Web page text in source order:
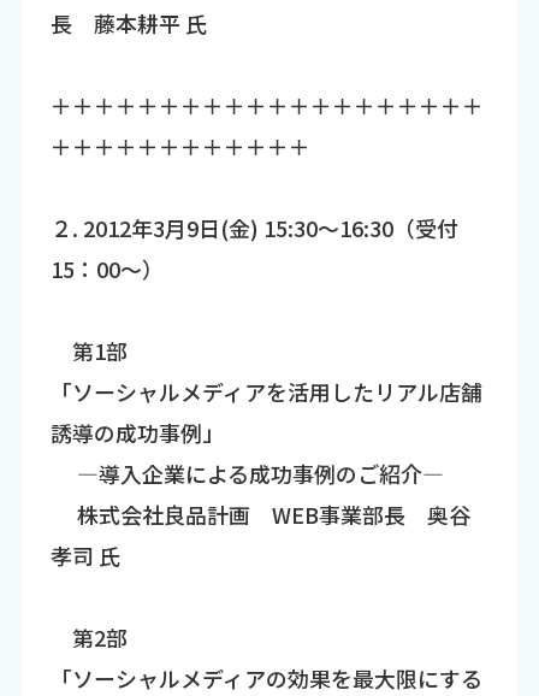
長 藤本耕平 氏
＋＋＋＋＋＋＋＋＋＋＋＋＋＋＋＋＋＋＋＋
＋＋＋＋＋＋＋＋＋＋＋＋
２. 2012年3月9日(金) 15:30～16:30（受付
15：00～）
第1部
「ソーシャルメディアを活用したリアル店舗
誘導の成功事例」
―導入企業による成功事例のご紹介―
株式会社良品計画 WEB事業部長 奥谷
孝司 氏
第2部
「ソーシャルメディアの効果を最大限にする